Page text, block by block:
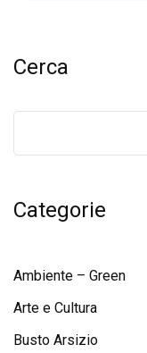
Cerca
Categorie
Ambiente – Green
Arte e Cultura
Busto Arsizio